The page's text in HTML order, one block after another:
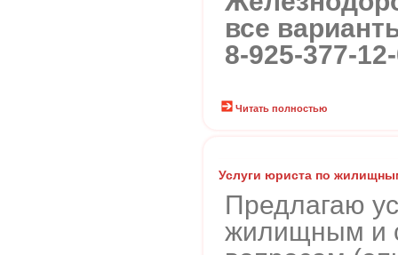
все
8-925-377-
Читать полностью
Услуги юриста по
Предлагаю
жилищным и